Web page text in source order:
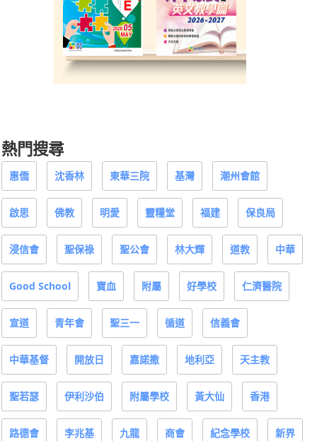
熱門搜尋
惠僑 沈香林 東華三院 基灣 潮州會館
啟思 佛教 明愛 靈糧堂 福建 保良局
浸信會 聖保祿 聖公會 林大輝 道教 中華
Good School 寶血 附屬 好學校 仁濟醫院
宣道 青年會 聖三一 循道 信義會
中華基督 開放日 嘉諾撒 地利亞 天主教
聖若瑟 伊利沙伯 附屬學校 黃大仙 香港
路德會 李兆基 九龍 商會 紀念學校 新界